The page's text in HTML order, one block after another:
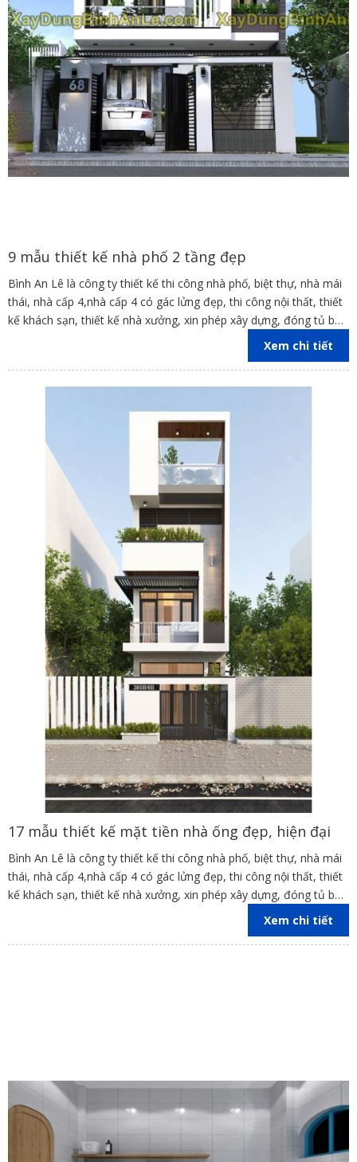
9 mẫu thiết kế nhà phố 2 tầng đẹp
Bình An Lê là công ty thiết kế thi công nhà phố, biệt thự, nhà mái
thái, nhà cấp 4,nhà cấp 4 có gác lửng đẹp, thi công nội thất, thiết
kế khách sạn, thiết kế nhà xưởng, xin phép xây dựng, đóng tủ bếp
trên địa bàn các tỉnh Đồng Nai, Bình Dương, TP Hồ Chí Minh,
Xem chi tiết
17 mẫu thiết kế mặt tiền nhà ống đẹp, hiện đại
Bình An Lê là công ty thiết kế thi công nhà phố, biệt thự, nhà mái
thái, nhà cấp 4,nhà cấp 4 có gác lửng đẹp, thi công nội thất, thiết
kế khách sạn, thiết kế nhà xưởng, xin phép xây dựng, đóng tủ bếp
trên địa bàn các tỉnh Đồng Nai, Bình Dương, TP Hồ Chí Minh,
Xem chi tiết